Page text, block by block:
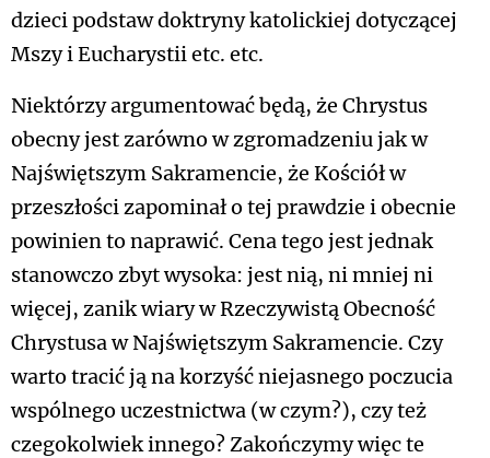
dzieci podstaw doktryny katolickiej dotyczącej
Mszy i Eucharystii etc. etc.
Niektórzy argumentować będą, że Chrystus
obecny jest zarówno w zgromadzeniu jak w
Najświętszym Sakramencie, że Kościół w
przeszłości zapominał o tej prawdzie i obecnie
powinien to naprawić. Cena tego jest jednak
stanowczo zbyt wysoka: jest nią, ni mniej ni
więcej, zanik wiary w Rzeczywistą Obecność
Chrystusa w Najświętszym Sakramencie. Czy
warto tracić ją na korzyść niejasnego poczucia
wspólnego uczestnictwa (w czym?), czy też
czegokolwiek innego? Zakończymy więc te